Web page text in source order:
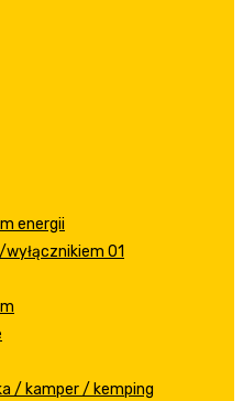
energii
wyłącznikiem 01
/ kamper / kemping